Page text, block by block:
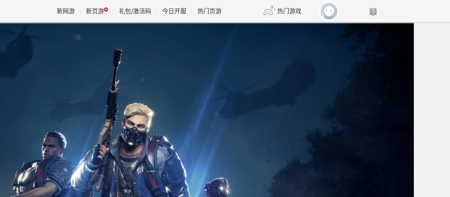
新网游 新页游 礼包/激活码 今日开服 热门页游 热门游戏